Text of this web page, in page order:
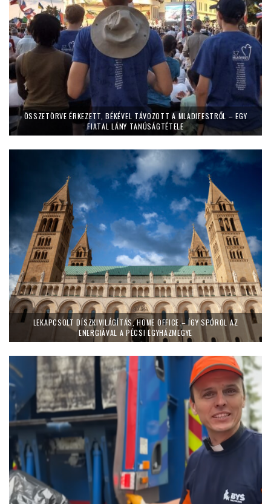
ÖSSZETÖRVE ÉRKEZETT, BÉKÉVEL TÁVOZOTT A MLADIFESTRŐL – EGY
FIATAL LÁNY TANÚSÁGTÉTELE
LEKAPCSOLT DÍSZKIVILÁGÍTÁS, HOME OFFICE – ÍGY SPÓROL AZ
ENERGIÁVAL A PÉCSI EGYHÁZMEGYE